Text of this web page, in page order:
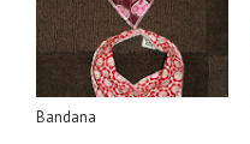
Bandana